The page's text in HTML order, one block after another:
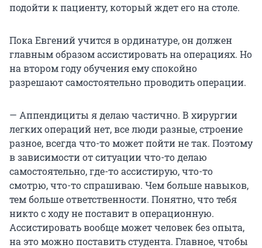
подойти к пациенту, который ждет его на столе.
Пока Евгений учится в ординатуре, он должен
главным образом ассистировать на операциях. Но
на втором году обучения ему спокойно
разрешают самостоятельно проводить операции.
— Аппендициты я делаю частично. В хирургии
легких операций нет, все люди разные, строение
разное, всегда что-то может пойти не так. Поэтому
в зависимости от ситуации что-то делаю
самостоятельно, где-то ассистирую, что-то
смотрю, что-то спрашиваю. Чем больше навыков,
тем больше ответственности. Понятно, что тебя
никто с ходу не поставит в операционную.
Ассистировать вообще может человек без опыта,
на это можно поставить студента. Главное, чтобы